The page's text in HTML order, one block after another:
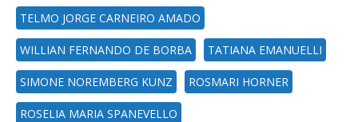
TELMO JORGE CARNEIRO AMADO
WILLIAN FERNANDO DE BORBA TATIANA EMANUELLI
SIMONE NOREMBERG KUNZ ROSMARI HORNER
ROSELIA MARIA SPANEVELLO